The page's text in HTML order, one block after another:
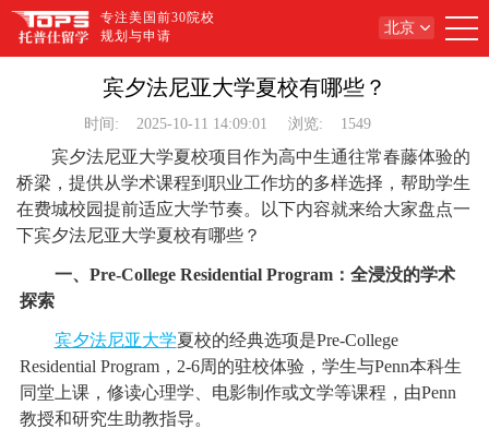
专注美国前30院校
规划与申请
北京
宾夕法尼亚大学夏校有哪些？
时间: 2025-10-11 14:09:01 浏览: 1549
宾夕法尼亚大学夏校项目作为高中生通往常春藤体验的
桥梁，提供从学术课程到职业工作坊的多样选择，帮助学生
在费城校园提前适应大学节奏。以下内容就来给大家盘点一
下宾夕法尼亚大学夏校有哪些？
一、Pre-College Residential Program：全浸没的学术
探索
宾夕法尼亚大学夏校的经典选项是Pre-College
Residential Program，2-6周的驻校体验，学生与Penn本科生
同堂上课，修读心理学、电影制作或文学等课程，由Penn
教授和研究生助教指导。